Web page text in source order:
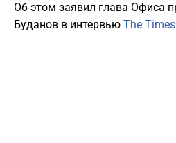
Об этом заявил глава Офиса
Буданов в интервью The